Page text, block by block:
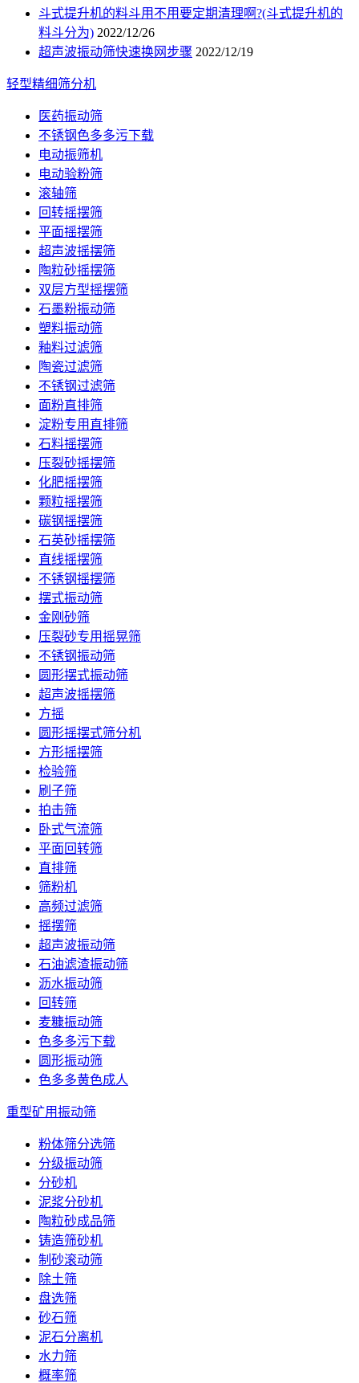
斗式提升机的料斗用不用要定期清理啊?(斗式提升机的
料斗分为) 2022/12/26
超声波振动筛快速换网步骤 2022/12/19
轻型精细筛分机
医药振动筛
不锈钢色多多污下载
电动振筛机
电动验粉筛
滚轴筛
回转摇摆筛
平面摇摆筛
超声波摇摆筛
陶粒砂摇摆筛
双层方型摇摆筛
石墨粉振动筛
塑料振动筛
釉料过滤筛
陶瓷过滤筛
不锈钢过滤筛
面粉直排筛
淀粉专用直排筛
石料摇摆筛
压裂砂摇摆筛
化肥摇摆筛
颗粒摇摆筛
碳钢摇摆筛
石英砂摇摆筛
直线摇摆筛
不锈钢摇摆筛
摆式振动筛
金刚砂筛
压裂砂专用摇晃筛
不锈钢振动筛
圆形摆式振动筛
超声波摇摆筛
方摇
圆形摇摆式筛分机
方形摇摆筛
检验筛
刷子筛
拍击筛
卧式气流筛
平面回转筛
直排筛
筛粉机
高频过滤筛
摇摆筛
超声波振动筛
石油滤渣振动筛
沥水振动筛
回转筛
麦糠振动筛
色多多污下载
圆形振动筛
色多多黄色成人
重型矿用振动筛
粉体筛分选筛
分级振动筛
分砂机
泥浆分砂机
陶粒砂成品筛
铸造筛砂机
制砂滚动筛
除土筛
盘选筛
砂石筛
泥石分离机
水力筛
概率筛